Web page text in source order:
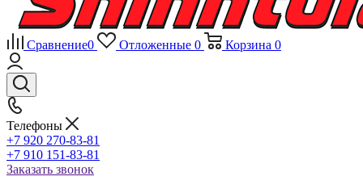
Сравнение0 Отложенные 0 Корзина 0
Телефоны
+7 920 270-83-81
+7 910 151-83-81
Заказать звонок